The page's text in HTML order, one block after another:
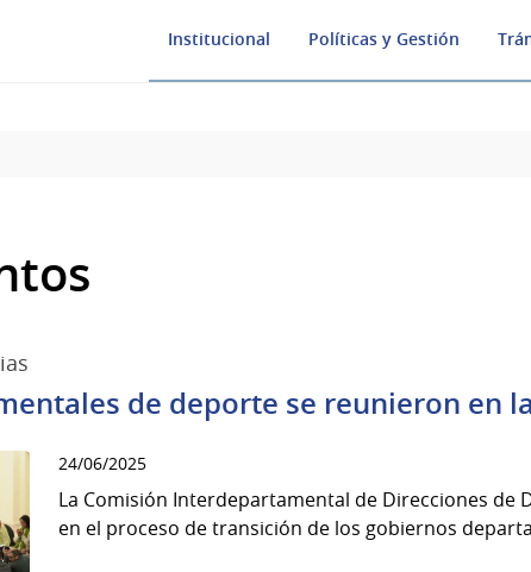
Institucional Políticas y Gestión
de deporte se reunieron en
24/06/2025
La Comisión Interdepartamental de Direcciones de
en el proceso de transición de los gobiernos